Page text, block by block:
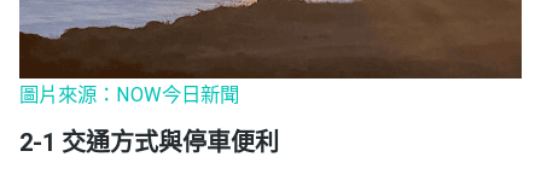
圖片來源：NOW今日新聞
2-1 交通方式與停車便利